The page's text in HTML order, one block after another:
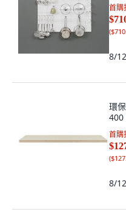
首購
(
8/
環
400
首購
(
8/